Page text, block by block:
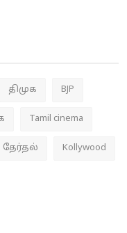
திமுக BJP
Tamil cinema
Kollywood